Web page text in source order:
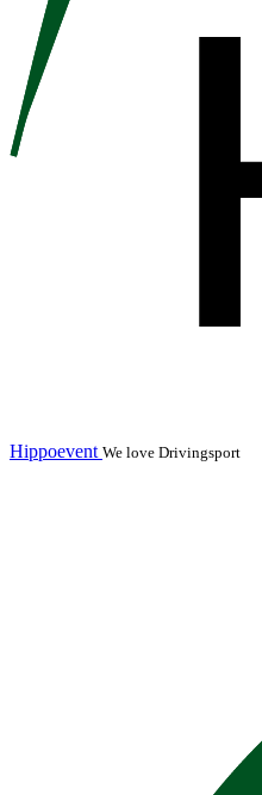
Hippoevent We love Drivingsport